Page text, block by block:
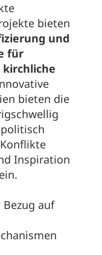
bieten
und
für
kirchliche
bieten die
Inspiration
auf